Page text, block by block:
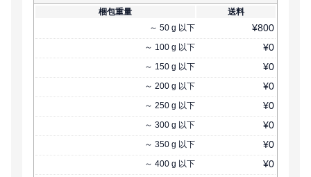
梱包重量
送料
～ 50 g 以下 ¥800
～ 100 g 以下 ¥0
～ 150 g 以下 ¥0
～ 200 g 以下 ¥0
～ 250 g 以下 ¥0
～ 300 g 以下 ¥0
～ 350 g 以下 ¥0
～ 400 g 以下 ¥0